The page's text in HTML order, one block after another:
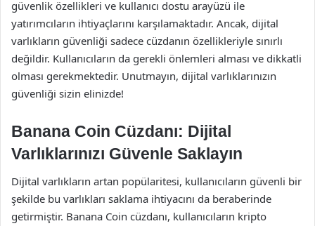
güvenlik özellikleri ve kullanıcı dostu arayüzü ile
yatırımcıların ihtiyaçlarını karşılamaktadır. Ancak, dijital
varlıkların güvenliği sadece cüzdanın özellikleriyle sınırlı
değildir. Kullanıcıların da gerekli önlemleri alması ve dikkatli
olması gerekmektedir. Unutmayın, dijital varlıklarınızın
güvenliği sizin elinizde!
Banana Coin Cüzdanı: Dijital
Varlıklarınızı Güvenle Saklayın
Dijital varlıkların artan popülaritesi, kullanıcıların güvenli bir
şekilde bu varlıkları saklama ihtiyacını da beraberinde
getirmiştir. Banana Coin cüzdanı, kullanıcıların kripto